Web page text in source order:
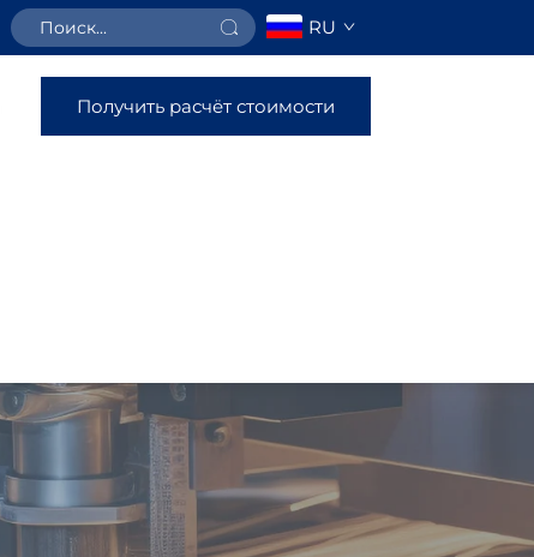
RU
Получить расчёт стоимости